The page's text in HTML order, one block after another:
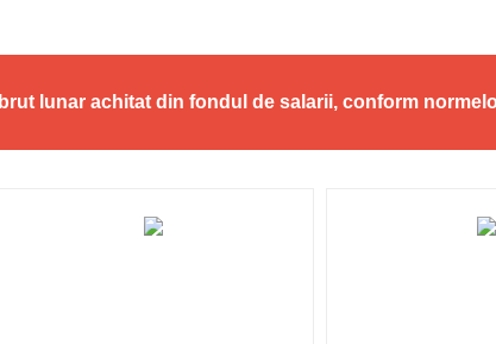
lunar achitat din fondul de salarii, conform